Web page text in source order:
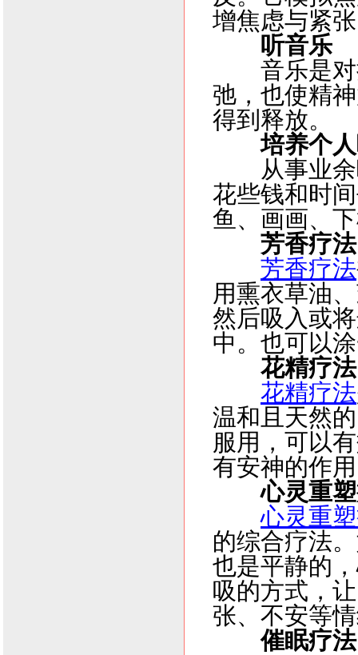
增焦虑与紧
听音乐
音乐是
弛，也使精
得到释放。
培养个
从事业
花些钱和时
鱼、画画、
芳香疗法
芳香疗法
用熏衣草油
然后吸入或
中。也可以
花精疗法
花精疗法
温和且天然
服用，可以
有安神的作
心灵重
心灵重
的综合疗法
也是平静的
吸的方式，
张、不安等
催眠疗法